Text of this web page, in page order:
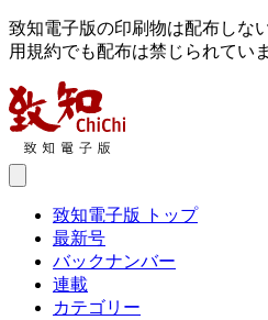
致知電子版の印刷物は配布しな
用規約でも配布は禁じられていま
致知電子版 トップ
最新号
バックナンバー
連載
カテゴリー